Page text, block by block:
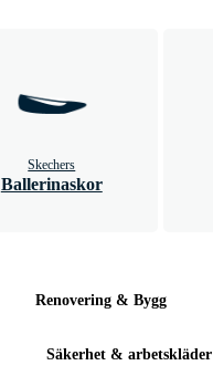
Skechers
Ballerinaskor
Renovering & Bygg
Säkerhet & arbetskläder